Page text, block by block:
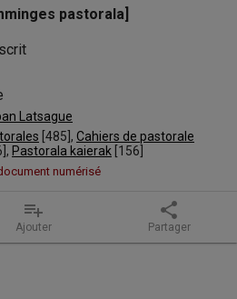
pastorala]
Latsague
485 , Cahiers de pastorale
, Pastorala kaierak 156
numérisé
playlist_add
Ajouter
share
Partager